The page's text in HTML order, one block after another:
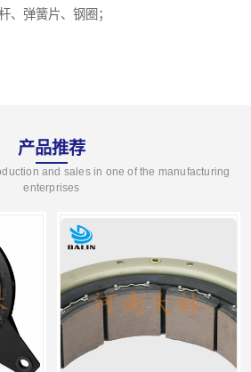
、弹簧片、钢圈；
产品推荐
and sales in one of the manufacturing
enterprises